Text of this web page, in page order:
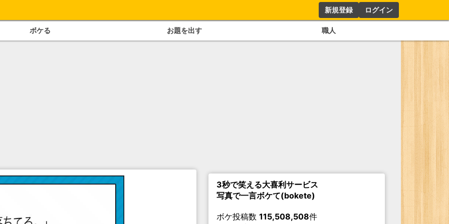
新規登録 ログイン
ボケる お題を出す 職人
3秒で笑える大喜利サービス
写真で一言ボケて(bokete)
ボケ投稿数 115,508,508件